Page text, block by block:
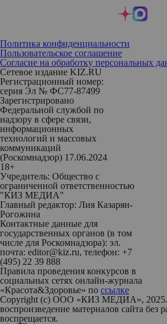
Политика конфиденциальности
Пользовательское соглашение
Согласие на обработку персональных
Сетевое издание KIZ.RU
Регистрационный номер:
серия Эл № ФС77-87499
Зарегистрировано
Федеральной службой по
надзору в сфере связи,
информационных
технологий и массовых
коммуникаций
(Роскомнадзор) 17.06.2024
18+
Учредитель: Общество с
ограниченной ответственностью
"КИЗ МЕДИА"
Главный редактор: Лия Казарян-
Рогожина
Контактные данные для
государственных органов (в том
числе для Роскомнадзора): эл.
почта: editor@kiz.ru, телефон: +7
(495) 22 39 888
Правила проведения конкурсов в
социальных сетях онлайн-журнала
«Красота&Здоровье» по ссылке
Copyright (с) ООО «КИЗ МЕДИА»,
воспроизведение материалов сайта без
воспрещается.